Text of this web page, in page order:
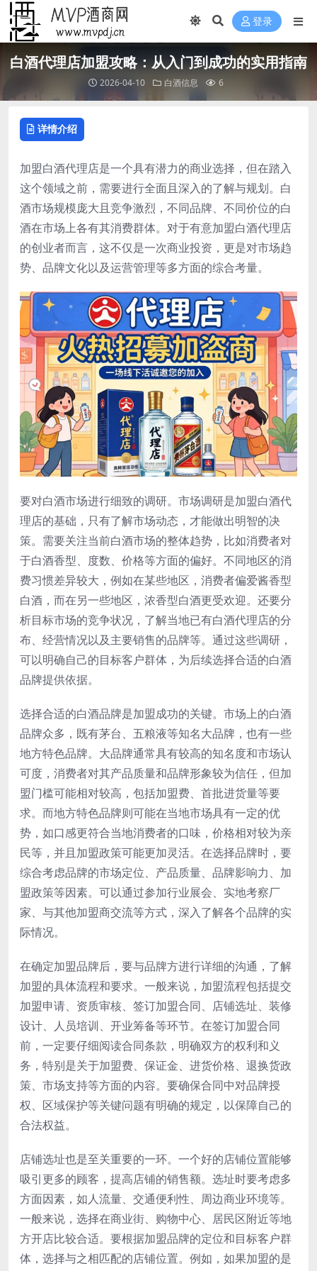
登录
白酒代理店加盟攻略：从入门到成功的实用指南
2026-04-10 白酒信息 6
详情介绍
加盟白酒代理店是一个具有潜力的商业选择，但在踏入
这个领域之前，需要进行全面且深入的了解与规划。白
酒市场规模庞大且竞争激烈，不同品牌、不同价位的白
酒在市场上各有其消费群体。对于有意加盟白酒代理店
的创业者而言，这不仅是一次商业投资，更是对市场趋
势、品牌文化以及运营管理等多方面的综合考量。
要对白酒市场进行细致的调研。市场调研是加盟白酒代
理店的基础，只有了解市场动态，才能做出明智的决
策。需要关注当前白酒市场的整体趋势，比如消费者对
于白酒香型、度数、价格等方面的偏好。不同地区的消
费习惯差异较大，例如在某些地区，消费者偏爱酱香型
白酒，而在另一些地区，浓香型白酒更受欢迎。还要分
析目标市场的竞争状况，了解当地已有白酒代理店的分
布、经营情况以及主要销售的品牌等。通过这些调研，
可以明确自己的目标客户群体，为后续选择合适的白酒
品牌提供依据。
选择合适的白酒品牌是加盟成功的关键。市场上的白酒
品牌众多，既有茅台、五粮液等知名大品牌，也有一些
地方特色品牌。大品牌通常具有较高的知名度和市场认
可度，消费者对其产品质量和品牌形象较为信任，但加
盟门槛可能相对较高，包括加盟费、首批进货量等要
求。而地方特色品牌则可能在当地市场具有一定的优
势，如口感更符合当地消费者的口味，价格相对较为亲
民等，并且加盟政策可能更加灵活。在选择品牌时，要
综合考虑品牌的市场定位、产品质量、品牌影响力、加
盟政策等因素。可以通过参加行业展会、实地考察厂
家、与其他加盟商交流等方式，深入了解各个品牌的实
际情况。
在确定加盟品牌后，要与品牌方进行详细的沟通，了解
加盟的具体流程和要求。一般来说，加盟流程包括提交
加盟申请、资质审核、签订加盟合同、店铺选址、装修
设计、人员培训、开业筹备等环节。在签订加盟合同
前，一定要仔细阅读合同条款，明确双方的权利和义
务，特别是关于加盟费、保证金、进货价格、退换货政
策、市场支持等方面的内容。要确保合同中对品牌授
权、区域保护等关键问题有明确的规定，以保障自己的
合法权益。
店铺选址也是至关重要的一环。一个好的店铺位置能够
吸引更多的顾客，提高店铺的销售额。选址时要考虑多
方面因素，如人流量、交通便利性、周边商业环境等。
一般来说，选择在商业街、购物中心、居民区附近等地
方开店比较合适。要根据加盟品牌的定位和目标客户群
体，选择与之相匹配的店铺位置。例如，如果加盟的是